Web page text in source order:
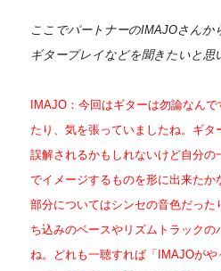
ここでパートナーのIMAJOさんか
ギタープレイなどを聞きたいと思
IMAJO：今回はギターは勿論なん
たり、気を張っていましたね。ギタ
誤解されるかもしれないけど自分の
でイメージするものを形に出来た
部分についてはシンセの音色だっ
ち込みのベースやリズムトラック
ね。どれも一聴すれば「IMAJOが